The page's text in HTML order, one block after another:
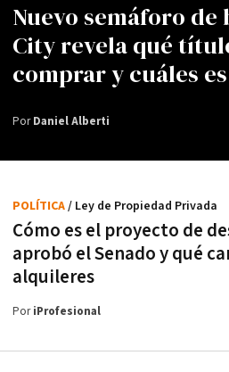
Nuevo semáforo de
City revela qué
comprar y cuáles
PorDaniel Alberti
Cómo es el proyecto de
aprobó el Senado y qué
alquileres
POLÍTICA/ Ley de Propiedad Privada
PoriProfesional